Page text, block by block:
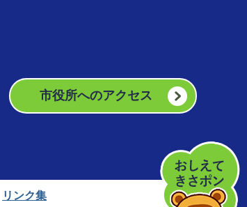
市役所へのアクセス
リンク集